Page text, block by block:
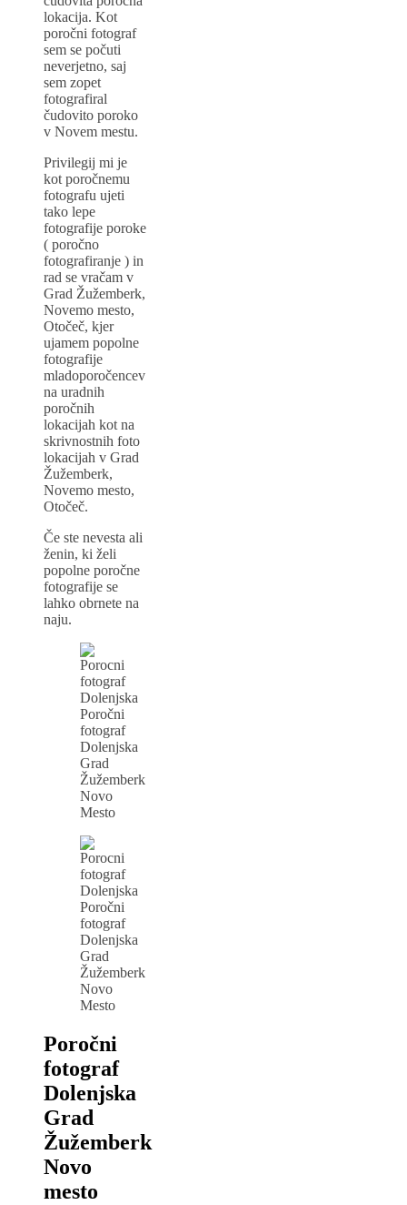
lokacija. Kot
poročni fotograf
sem se počuti
neverjetno, saj
sem zopet
fotografiral
čudovito poroko
v Novem mestu.
Privilegij mi je
kot poročnemu
fotografu ujeti
tako lepe
fotografije poroke
( poročno
fotografiranje ) in
rad se vračam v
Grad Žužemberk,
Novemo mesto,
Otočeč, kjer
ujamem popolne
fotografije
mladoporočencev
na uradnih
poročnih
lokacijah kot na
skrivnostnih foto
lokacijah v Grad
Žužemberk,
Novemo mesto,
Otočeč.
Če ste nevesta ali
ženin, ki želi
popolne poročne
fotografije se
lahko obrnete na
naju.
Poročni
fotograf
Dolenjska
Grad
Žužemberk
Novo
Mesto
Poročni
fotograf
Dolenjska
Grad
Žužemberk
Novo
Mesto
Poročni
fotograf
Dolenjska
Grad
Žužemberk
Novo
mesto